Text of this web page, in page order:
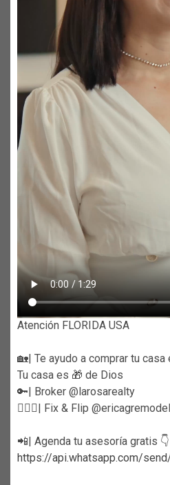
Atención FLORIDA USA
🏡| Te ayudo a comprar tu casa
Tu casa es 🎁 de Dios
🔑| Broker @larosarealty
👷🏼‍♀️| Fix & Flip
📲| Agenda tu asesoría gratis 👇
https://api.whatsapp.com/